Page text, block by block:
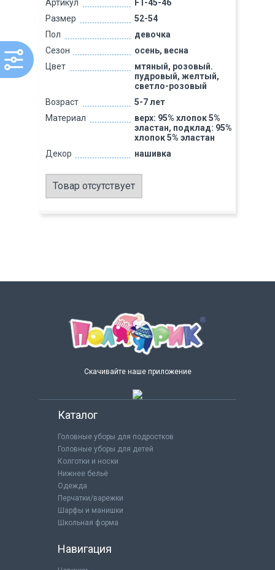
Артикул
FT-45-46
Размер
52-54
Пол
девочка
Сезон
осень, весна
Цвет
мтяный, розовый.
пудровый, желтый,
светло-розовый
Возраст
5-7 лет
Материал
верх: 95% хлопок 5%
эластан, подклад: 95%
хлопок 5% эластан
Декор
нашивка
Товар отсутствует
Скачивайте наше приложение
Каталог
Головные уборы для подростков
Головные уборы для детей
Колготки и носки
Нижнее бельё
Одежда
Перчатки/варежки
Шарфы и манишки
Школьная форма
Навигация